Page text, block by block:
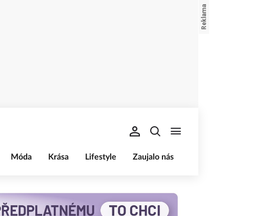
Móda Krása Lifestyle Zaujalo nás